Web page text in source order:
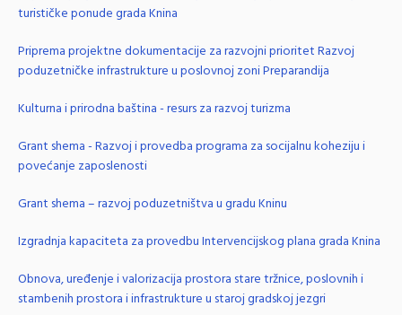
turističke ponude grada Knina
Priprema projektne dokumentacije za razvojni prioritet Razvoj
poduzetničke infrastrukture u poslovnoj zoni Preparandija
Kulturna i prirodna baština - resurs za razvoj turizma
Grant shema - Razvoj i provedba programa za socijalnu koheziju i
povećanje zaposlenosti
Grant shema – razvoj poduzetništva u gradu Kninu
Izgradnja kapaciteta za provedbu Intervencijskog plana grada Knina
Obnova, uređenje i valorizacija prostora stare tržnice, poslovnih i
stambenih prostora i infrastrukture u staroj gradskoj jezgri